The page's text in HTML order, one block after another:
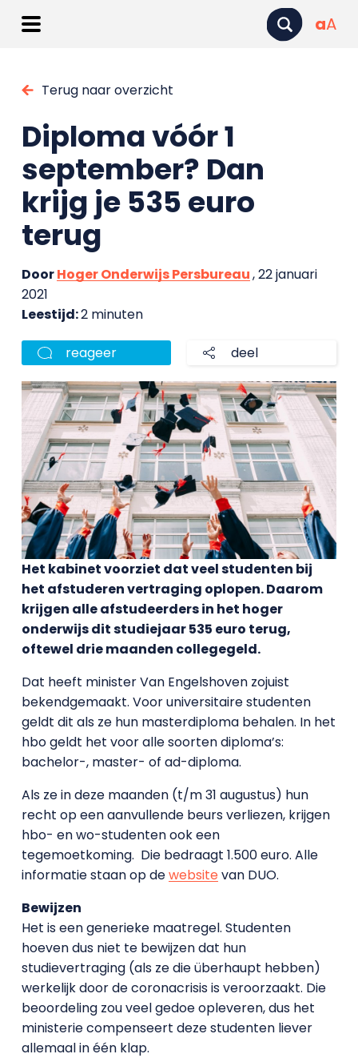
aA
Terug naar overzicht
Diploma vóór 1
september? Dan
krijg je 535 euro
terug
DoorHoger Onderwijs Persbureau, 22 januari
2021
Leestijd:2 minuten
reageer deel
Het kabinet voorziet dat veel studenten bij
het afstuderen vertraging oplopen. Daarom
krijgen alle afstudeerders in het hoger
onderwijs dit studiejaar 535 euro terug,
oftewel drie maanden collegegeld.
Dat heeft minister Van Engelshoven zojuist
bekendgemaakt. Voor universitaire studenten
geldt dit als ze hun masterdiploma behalen. In het
hbo geldt het voor alle soorten diploma’s:
bachelor-, master- of ad-diploma.
Als ze in deze maanden (t/m 31 augustus) hun
recht op een aanvullende beurs verliezen, krijgen
hbo- en wo-studenten ook een
tegemoetkoming. Die bedraagt 1.500 euro. Alle
informatie staan op dewebsitevan DUO.
Bewijzen
Het is een generieke maatregel. Studenten
hoeven dus niet te bewijzen dat hun
studievertraging (als ze die überhaupt hebben)
werkelijk door de coronacrisis is veroorzaakt. Die
beoordeling zou veel gedoe opleveren, dus het
ministerie compenseert deze studenten liever
allemaal in één klap.